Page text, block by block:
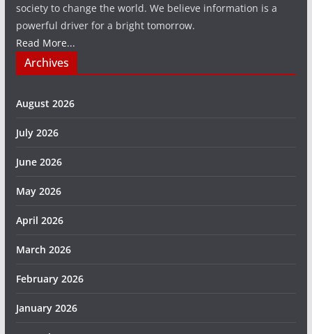
society to change the world. We believe information is a
powerful driver for a bright tomorrow.
Read More...
Archives
August 2026
July 2026
June 2026
May 2026
April 2026
March 2026
February 2026
January 2026